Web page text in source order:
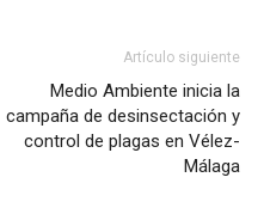
Artículo siguiente
Medio Ambiente inicia la
campaña de desinsectación y
control de plagas en Vélez-
Málaga